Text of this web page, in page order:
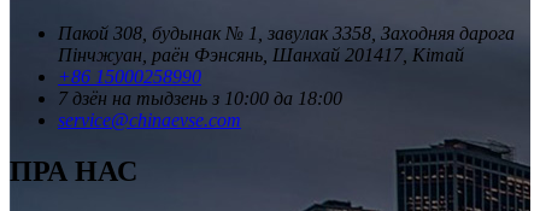
Пакой 308, будынак № 1, завулак 3358, Заходняя дарога
Пінчжуан, раён Фэнсянь, Шанхай 201417, Кітай
+86 15000258990
7 дзён на тыдзень з 10:00 да 18:00
service@chinaevse.com
ПРА НАС